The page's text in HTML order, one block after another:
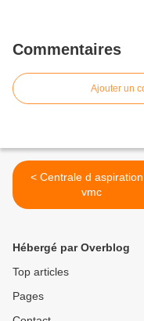
Commentaires
Ajouter un
< Centrale d aspiration +
vmc
Hébergé par Overblog
Top articles
Pages